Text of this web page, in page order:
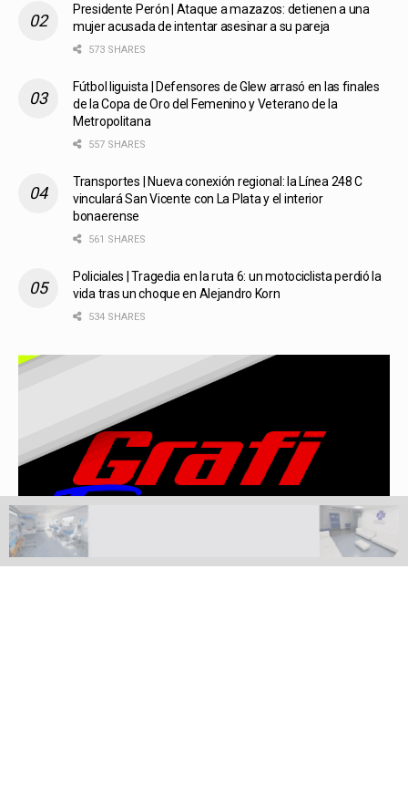
Presidente Perón | Ataque a mazazos: detienen a una
mujer acusada de intentar asesinar a su pareja
573 SHARES
Fútbol liguista | Defensores de Glew arrasó en las finales
de la Copa de Oro del Femenino y Veterano de la
Metropolitana
557 SHARES
Transportes | Nueva conexión regional: la Línea 248 C
vinculará San Vicente con La Plata y el interior
bonaerense
561 SHARES
Policiales | Tragedia en la ruta 6: un motociclista perdió la
vida tras un choque en Alejandro Korn
534 SHARES